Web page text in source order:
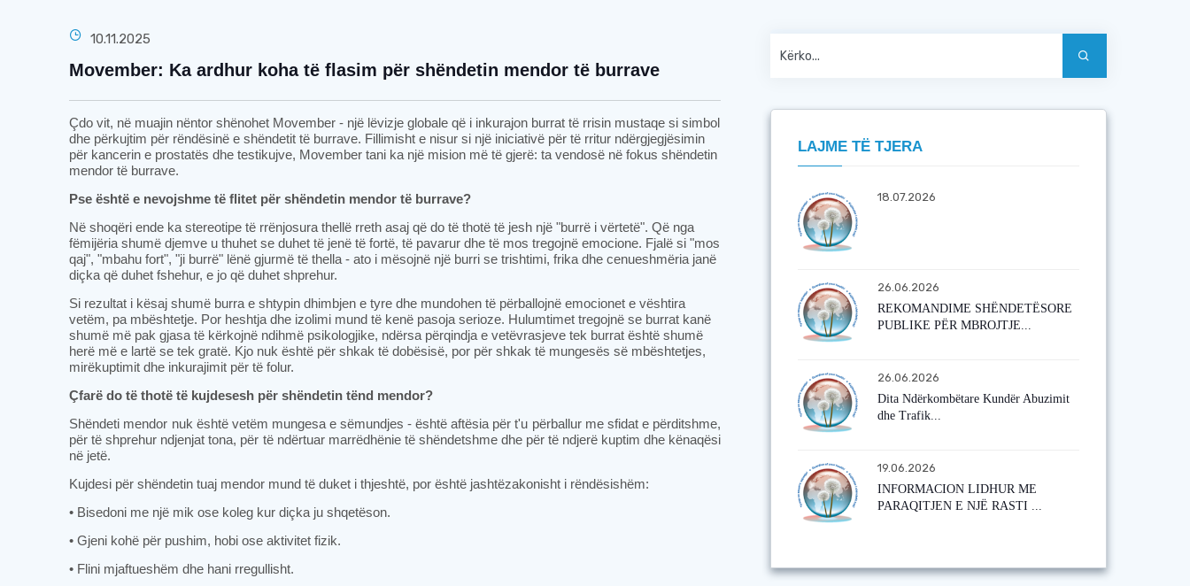
10.11.2025
Movember: Ka ardhur koha të flasim për shëndetin mendor të burrave
Çdo vit, në muajin nëntor shënohet Movember - një lëvizje globale që i inkurajon burrat të rrisin mustaqe si simbol
dhe përkujtim për rëndësinë e shëndetit të burrave. Fillimisht e nisur si një iniciativë për të rritur ndërgjegjësimin
për kancerin e prostatës dhe testikujve, Movember tani ka një mision më të gjerë: ta vendosë në fokus shëndetin
mendor të burrave.
Pse është e nevojshme të flitet për shëndetin mendor të burrave?
Në shoqëri ende ka stereotipe të rrënjosura thellë rreth asaj që do të thotë të jesh një "burrë i vërtetë". Që nga
fëmijëria shumë djemve u thuhet se duhet të jenë të fortë, të pavarur dhe të mos tregojnë emocione. Fjalë si "mos
qaj", "mbahu fort", "ji burrë" lënë gjurmë të thella - ato i mësojnë një burri se trishtimi, frika dhe cenueshmëria janë
diçka që duhet fshehur, e jo që duhet shprehur.
Si rezultat i kësaj shumë burra e shtypin dhimbjen e tyre dhe mundohen të përballojnë emocionet e vështira
vetëm, pa mbështetje. Por heshtja dhe izolimi mund të kenë pasoja serioze. Hulumtimet tregojnë se burrat kanë
shumë më pak gjasa të kërkojnë ndihmë psikologjike, ndërsa përqindja e vetëvrasjeve tek burrat është shumë
herë më e lartë se tek gratë. Kjo nuk është për shkak të dobësisë, por për shkak të mungesës së mbështetjes,
mirëkuptimit dhe inkurajimit për të folur.
Çfarë do të thotë të kujdesesh për shëndetin tënd mendor?
Shëndeti mendor nuk është vetëm mungesa e sëmundjes - është aftësia për t'u përballur me sfidat e përditshme,
për të shprehur ndjenjat tona, për të ndërtuar marrëdhënie të shëndetshme dhe për të ndjerë kuptim dhe kënaqësi
në jetë.
Kujdesi për shëndetin tuaj mendor mund të duket i thjeshtë, por është jashtëzakonisht i rëndësishëm:
• Bisedoni me një mik ose koleg kur diçka ju shqetëson.
• Gjeni kohë për pushim, hobi ose aktivitet fizik.
• Flini mjaftueshëm dhe hani rregullisht.
LAJME TË TJERA
18.07.2026
26.06.2026
REKOMANDIME SHËNDETËSORE
PUBLIKE PËR MBROJTJE...
26.06.2026
Dita Ndërkombëtare Kundër Abuzimit
dhe Trafik...
19.06.2026
INFORMACION LIDHUR ME
PARAQITJEN E NJË RASTI ...